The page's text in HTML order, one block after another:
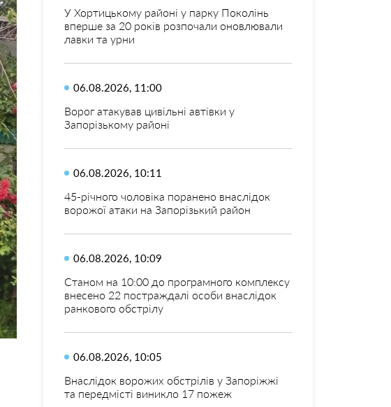
У Хортицькому районі у парку Поколінь
вперше за 20 років розпочали оновлювали
лавки та урни
06.08.2026, 11:00
Ворог атакував цивільні автівки у
Запорізькому районі
06.08.2026, 10:11
45-річного чоловіка поранено внаслідок
ворожої атаки на Запорізький район
06.08.2026, 10:09
Станом на 10:00 до програмного комплексу
внесено 22 постраждалі особи внаслідок
ранкового обстрілу
06.08.2026, 10:05
Внаслідок ворожих обстрілів у Запоріжжі
та передмісті виникло 17 пожеж